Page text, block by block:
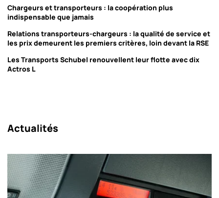
Chargeurs et transporteurs : la coopération plus
indispensable que jamais
Relations transporteurs-chargeurs : la qualité de service et
les prix demeurent les premiers critères, loin devant la RSE
Les Transports Schubel renouvellent leur flotte avec dix
Actros L
Actualités